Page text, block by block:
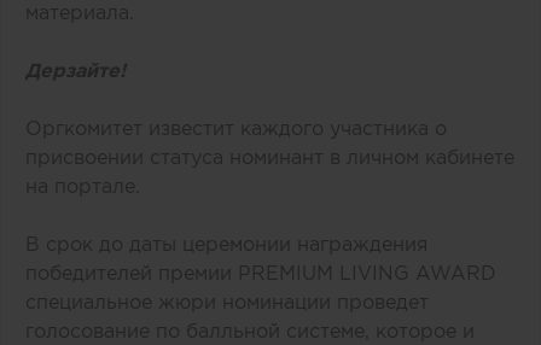
материала.
Дерзайте!
Оргкомитет известит каждого участника о
присвоении статуса номинант в личном кабинете
на портале.
В срок до даты церемонии награждения
победителей премии PREMIUM LIVING AWARD
специальное жюри номинации проведет
голосование по балльной системе, которое и